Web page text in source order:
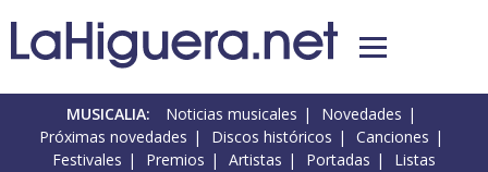
MUSICALIA: Noticias musicales
Novedades
Próximas novedades
Discos históricos
Canciones
Festivales
Premios Artistas Portadas Listas